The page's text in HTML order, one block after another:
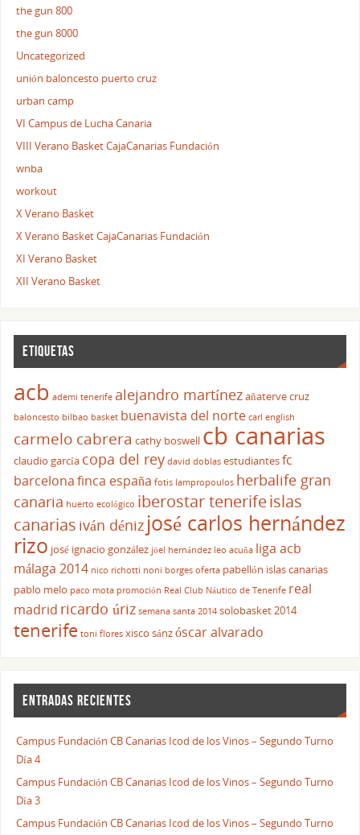
the gun 800
the gun 8000
Uncategorized
unión baloncesto puerto cruz
urban camp
VI Campus de Lucha Canaria
VIII Verano Basket CajaCanarias Fundación
wnba
workout
X Verano Basket
X Verano Basket CajaCanarias Fundación
XI Verano Basket
XII Verano Basket
ETIQUETAS
acb ademi tenerife alejandro martínezañaterve cruz
baloncesto bilbao basket buenavista del norte carl english
carmelo cabrera cathy boswell cb canarias
claudio garcía copa del rey david doblas estudiantesfc
barcelonafinca españa fotis lampropoulos herbalife gran
canaria huerto ecológico iberostar tenerifeislas
canarias iván déniz josé carlos hernández
rizo josé ignacio gonzález jöel hernández leo acuña liga acb
málaga 2014 nico richotti noni borges oferta pabellón islas canarias
pablo melo paco mota promoción Real Club Náutico de Tenerife real
madrid ricardo úriz semana santa 2014 solobasket 2014
tenerife toni flores xisco sánzóscar alvarado
ENTRADAS RECIENTES
Campus Fundación CB Canarias Icod de los Vinos – Segundo Turno
Día 4
Campus Fundación CB Canarias Icod de los Vinos – Segundo Turno
Día 3
Campus Fundación CB Canarias Icod de los Vinos – Segundo Turno